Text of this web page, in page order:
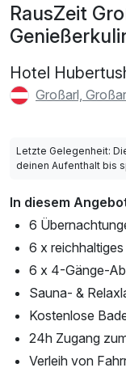
RausZeit
Hotel
Großarl,
Letzte Gelegenheit:
deinen Aufenthalt bis
In diesem
6
6 x
6 x 4-Gänge-
Sauna- &
Kostenlose
24h Zugang
Verleih von